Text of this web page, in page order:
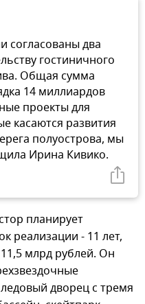
согласованы два
гостиничного
Общая сумма
14 миллиардов
проекты для
касаются развития
полуострова, мы
Ирина Кивико.
планирует
реализации - 11 лет,
млрд рублей. Он
дворец с тремя